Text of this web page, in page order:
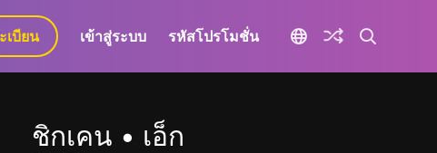
เบียน เข้าสู่ระบบ รหัสโปรโมชั่น
ชิกเคน • เอ็ก